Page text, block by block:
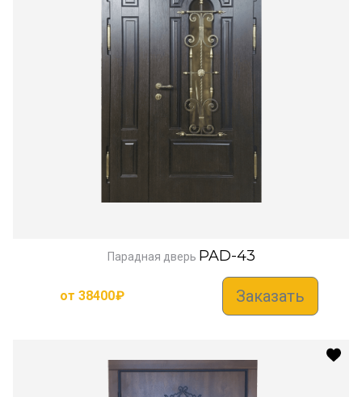
Парадная дверь PAD-43
от 38400₽ Заказать